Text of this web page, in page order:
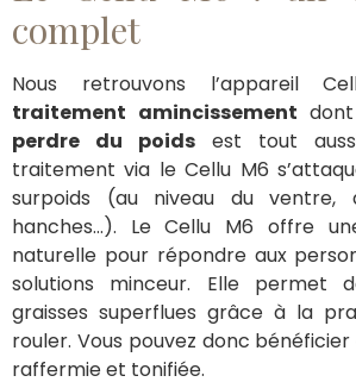
complet
Nous retrouvons l’appareil
traitement amincissement
perdre du poids est tout
traitement via le Cellu M6
surpoids (au niveau du ventre,
hanches…). Le Cellu M6 offre
naturelle pour répondre aux
solutions minceur. Elle permet
graisses superflues grâce à la
rouler. Vous pouvez donc bénéficier
raffermie et tonifiée.